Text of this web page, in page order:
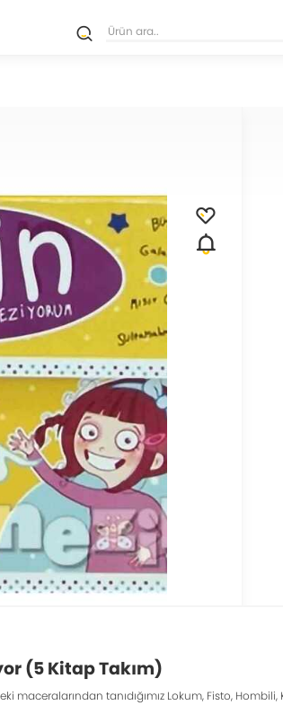
(5 Kitap Takım)
maceralarından tanıdığımız Lokum, Fisto,